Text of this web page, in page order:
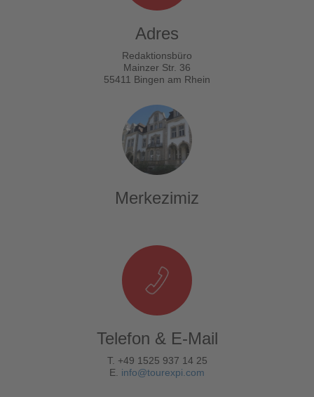
Adres
Redaktionsbüro
Mainzer Str. 36
55411 Bingen am Rhein
Merkezimiz
Telefon & E-Mail
T. +49 1525 937 14 25
E. info@tourexpi.com